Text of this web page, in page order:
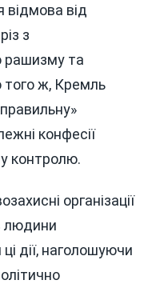
відмова від
з
рашизму та
того ж, Кремль
конфесії
контролю.
організації
людини
дії, наголошуючи